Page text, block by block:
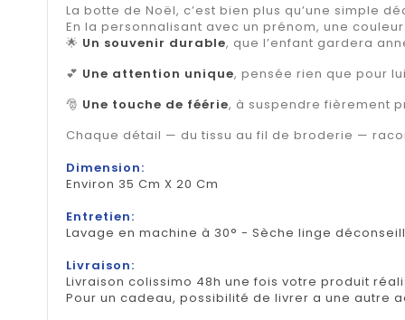
La botte de Noël, c’est bien plus qu’une simple
En la personnalisant avec un prénom, une
🌟 Un souvenir durable, que l’enfant gardera
💕 Une attention unique, pensée rien que pour
🎅 Une touche de féérie, à suspendre fièrement
Chaque détail — du tissu au fil de broderie —
Dimension:
Environ 35 Cm X 20 Cm
Entretien:
Lavage en machine à 30° - Sèche linge
Livraison:
Livraison colissimo 48h une fois votre produit
Pour un cadeau, possibilité de livrer a une autre